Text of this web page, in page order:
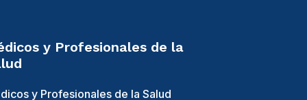
y Profesionales de la
y Profesionales de la Salud